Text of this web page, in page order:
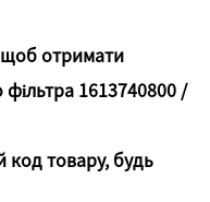
отримати
1613740800 /
код товару, будь